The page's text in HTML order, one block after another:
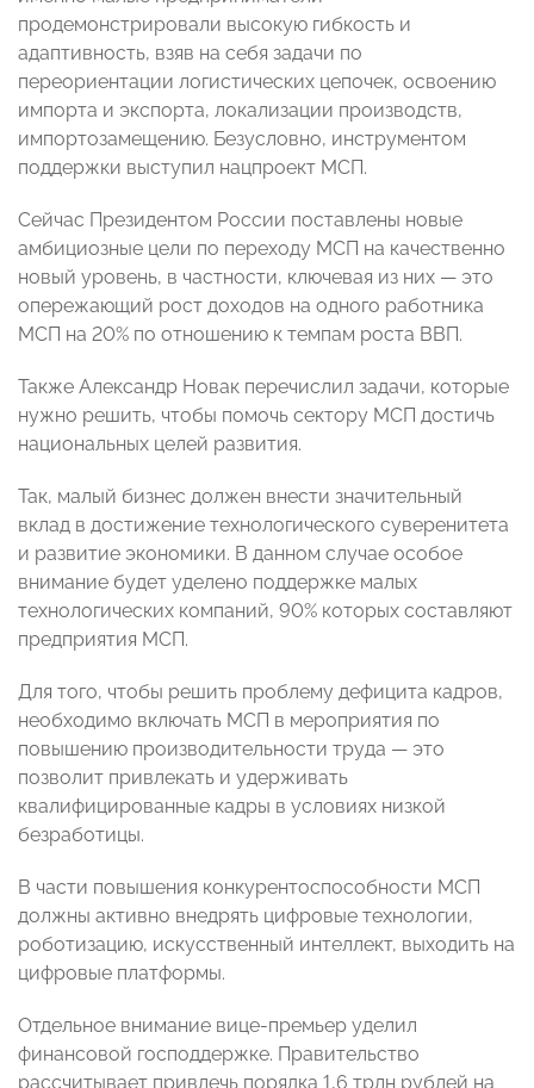
продемонстрировали высокую гибкость и
адаптивность, взяв на себя задачи по
переориентации логистических цепочек, освоению
импорта и экспорта, локализации производств,
импортозамещению. Безусловно, инструментом
поддержки выступил нацпроект МСП.
Сейчас Президентом России поставлены новые
амбициозные цели по переходу МСП на качественно
новый уровень, в частности, ключевая из них — это
опережающий рост доходов на одного работника
МСП на 20% по отношению к темпам роста ВВП.
Также Александр Новак перечислил задачи, которые
нужно решить, чтобы помочь сектору МСП достичь
национальных целей развития.
Так, малый бизнес должен внести значительный
вклад в достижение технологического суверенитета
и развитие экономики. В данном случае особое
внимание будет уделено поддержке малых
технологических компаний, 90% которых составляют
предприятия МСП.
Для того, чтобы решить проблему дефицита кадров,
необходимо включать МСП в мероприятия по
повышению производительности труда — это
позволит привлекать и удерживать
квалифицированные кадры в условиях низкой
безработицы.
В части повышения конкурентоспособности МСП
должны активно внедрять цифровые технологии,
роботизацию, искусственный интеллект, выходить на
цифровые платформы.
Отдельное внимание вице-премьер уделил
финансовой господдержке. Правительство
рассчитывает привлечь порядка 1,6 трлн рублей на